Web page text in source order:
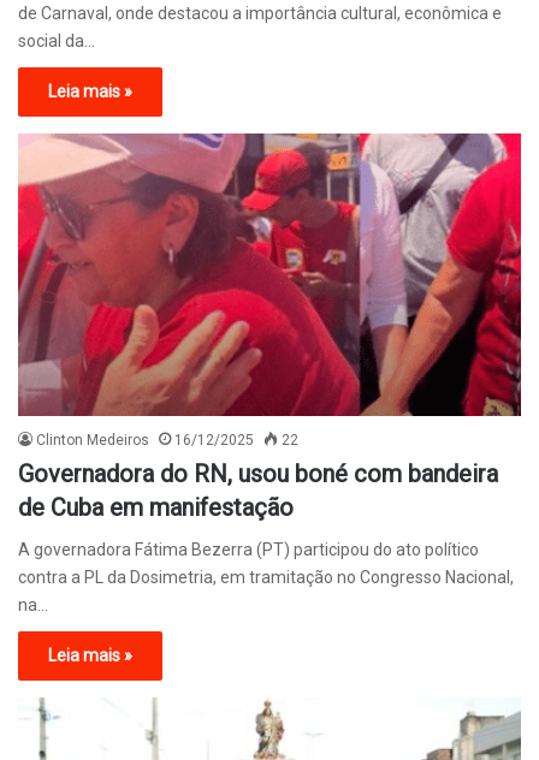
de Carnaval, onde destacou a importância cultural, econômica e
social da…
Leia mais »
Clinton Medeiros 16/12/2025 22
Governadora do RN, usou boné com bandeira
de Cuba em manifestação
A governadora Fátima Bezerra (PT) participou do ato político
contra a PL da Dosimetria, em tramitação no Congresso Nacional,
na…
Leia mais »